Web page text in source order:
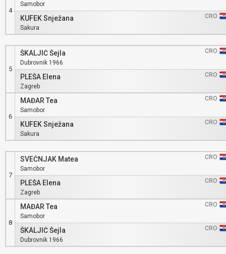
4
Samobor
KUFEK Snježana
CRO
Sakura
5
ŠKALJIĆ Šejla
CRO
Dubrovnik 1966
PLEŠA Elena
CRO
Zagreb
6
MAĐAR Tea
CRO
Samobor
KUFEK Snježana
CRO
Sakura
7
SVEČNJAK Matea
CRO
Samobor
PLEŠA Elena
CRO
Zagreb
8
MAĐAR Tea
CRO
Samobor
ŠKALJIĆ Šejla
CRO
Dubrovnik 1966